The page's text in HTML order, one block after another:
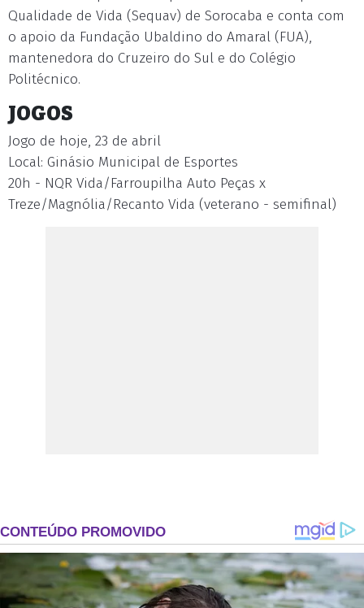
Qualidade de Vida (Sequav) de Sorocaba e conta com
o apoio da Fundação Ubaldino do Amaral (FUA),
mantenedora do Cruzeiro do Sul e do Colégio
Politécnico.
JOGOS
Jogo de hoje, 23 de abril
Local: Ginásio Municipal de Esportes
20h - NQR Vida/Farroupilha Auto Peças x
Treze/Magnólia/Recanto Vida (veterano - semifinal)